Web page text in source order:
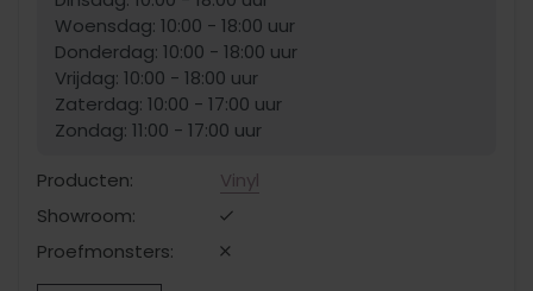
Woensdag: 10:00 - 18:00 uur
Donderdag: 10:00 - 18:00 uur
Vrijdag: 10:00 - 18:00 uur
Zaterdag: 10:00 - 17:00 uur
Zondag: 11:00 - 17:00 uur
Producten:
Vinyl
Showroom:
Proefmonsters: